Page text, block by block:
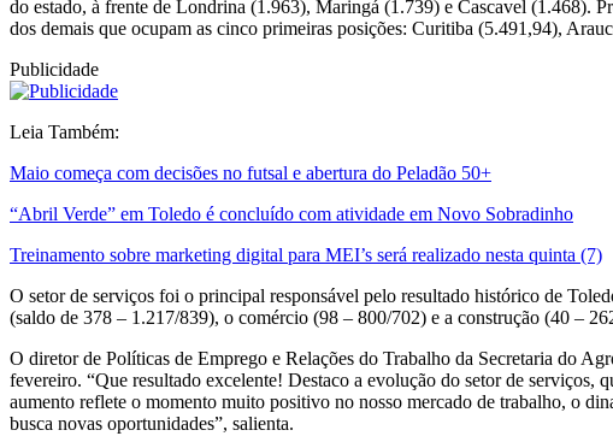
do estado, à frente de Londrina (1.963), Maringá (1.739) e Cascavel (1.468).
dos demais que ocupam as cinco primeiras posições: Curitiba (5.491,94),
Publicidade
Leia Também:
Maio começa com decisões no futsal e abertura do Peladão 50+
“Abril Verde” em Toledo é concluído com atividade em Novo Sobradinho
Treinamento sobre marketing digital para MEI’s será realizado nesta quinta (7)
O setor de serviços foi o principal responsável pelo resultado histórico de
(saldo de 378 – 1.217/839), o comércio (98 – 800/702) e a construção (40 –
O diretor de Políticas de Emprego e Relações do Trabalho da Secretaria do
fevereiro. “Que resultado excelente! Destaco a evolução do setor de serviços,
aumento reflete o momento muito positivo no nosso mercado de trabalho, o
busca novas oportunidades”, salienta.